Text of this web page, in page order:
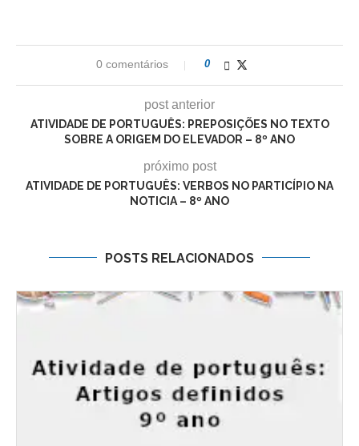
0 comentários 0
post anterior
ATIVIDADE DE PORTUGUÊS: PREPOSIÇÕES NO TEXTO
SOBRE A ORIGEM DO ELEVADOR – 8º ANO
próximo post
ATIVIDADE DE PORTUGUÊS: VERBOS NO PARTICÍPIO NA
NOTICIA – 8º ANO
POSTS RELACIONADOS